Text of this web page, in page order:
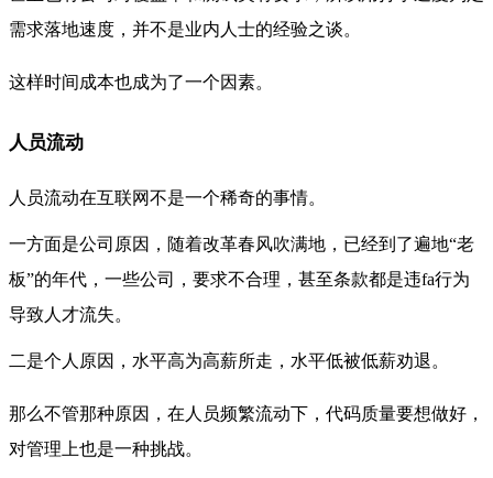
需求落地速度，并不是业内人士的经验之谈。
这样时间成本也成为了一个因素。
人员流动
人员流动在互联网不是一个稀奇的事情。
一方面是公司原因，随着改革春风吹满地，已经到了遍地“老
板”的年代，一些公司，要求不合理，甚至条款都是违fa行为
导致人才流失。
二是个人原因，水平高为高薪所走，水平低被低薪劝退。
那么不管那种原因，在人员频繁流动下，代码质量要想做好，
对管理上也是一种挑战。